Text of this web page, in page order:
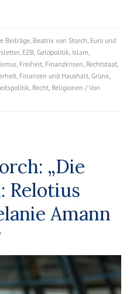
Beiträge, Beatrix von Storch, Euro und
, EZB, Geldpolitik, Islam,
, Freiheit, Finanzkrisen, Rechtstaat,
, Finanzen und Haushalt, Grüne,
, Recht, Religionen / Von
„Die
Relotius
Amann